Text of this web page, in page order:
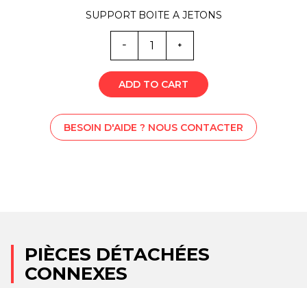
SUPPORT BOITE A JETONS
Quantité
SM0-
2288V
ADD TO CART
BESOIN D'AIDE ? NOUS CONTACTER
PIÈCES DÉTACHÉES
CONNEXES